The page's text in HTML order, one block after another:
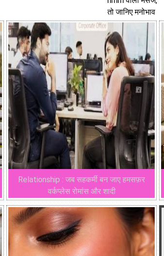
तो जानिए मनोभाव
Relationship : जब सहकर्मी बन जाए हमसफ़र
वर्कप्लेस रोमांस और शादी